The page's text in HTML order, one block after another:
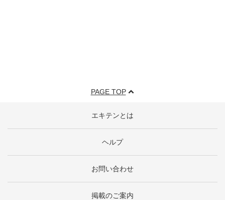
PAGE TOP
エキテンとは
ヘルプ
お問い合わせ
掲載のご案内